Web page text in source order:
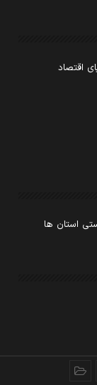
اقتصاد
استان ها